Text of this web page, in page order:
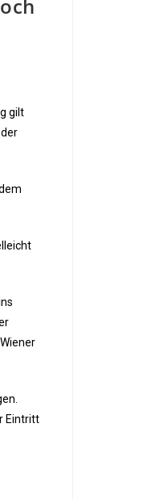
gilt
Eintritt